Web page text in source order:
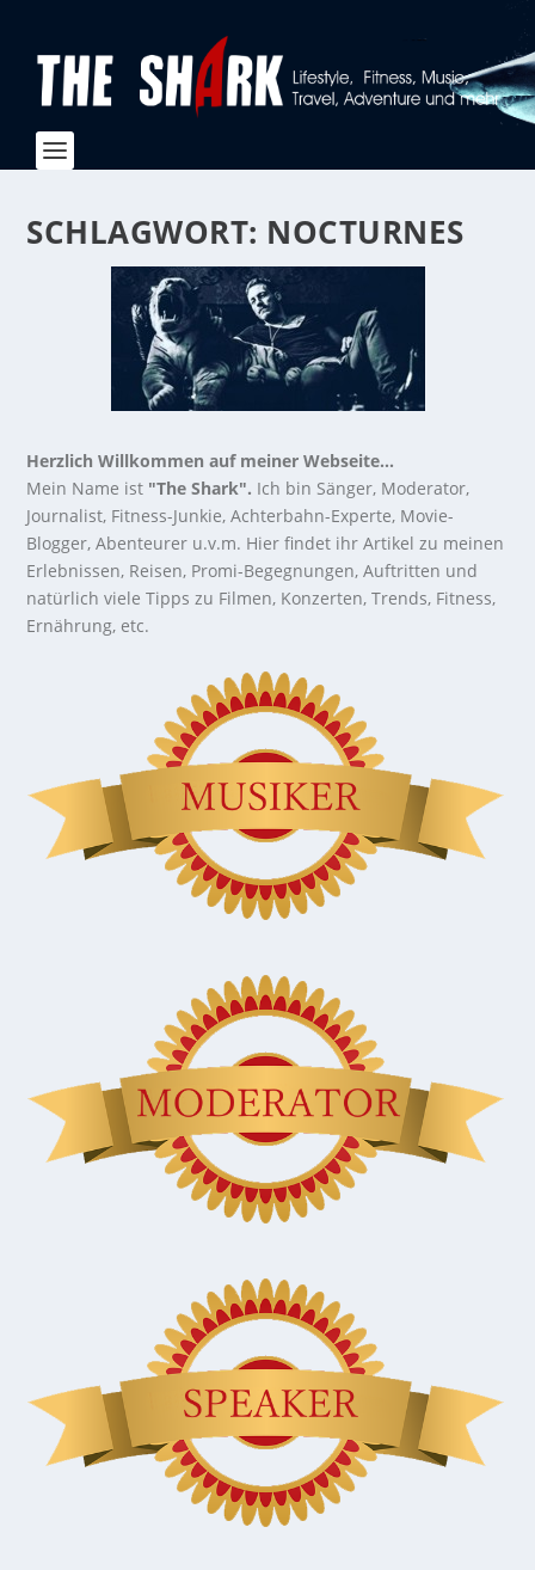
SCHLAGWORT: NOCTURNES
Herzlich Willkommen auf meiner Webseite...
Mein Name ist "The Shark". Ich bin Sänger, Moderator,
Journalist, Fitness-Junkie, Achterbahn-Experte, Movie-
Blogger, Abenteurer u.v.m. Hier findet ihr Artikel zu meinen
Erlebnissen, Reisen, Promi-Begegnungen, Auftritten und
natürlich viele Tipps zu Filmen, Konzerten, Trends, Fitness,
Ernährung, etc.